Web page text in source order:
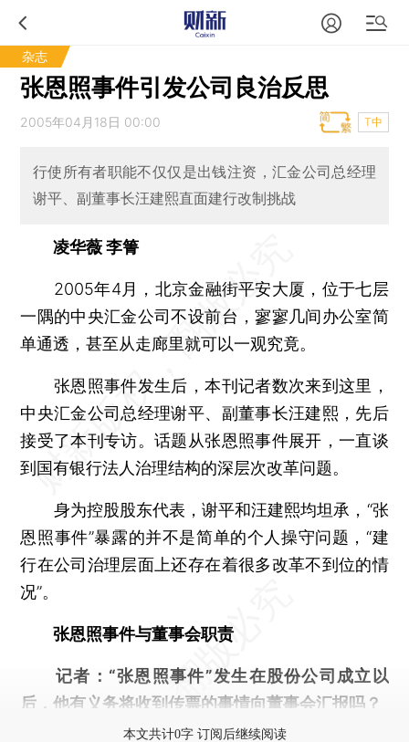
杂志
张恩照事件引发公司良治反思
2005年04月18日 00:00 T中
行使所有者职能不仅仅是出钱注资，汇金公司总经理
谢平、副董事长汪建熙直面建行改制挑战
凌华薇 李箐
2005年4月，北京金融街平安大厦，位于七层
一隅的中央汇金公司不设前台，寥寥几间办公室简
单通透，甚至从走廊里就可以一观究竟。
张恩照事件发生后，本刊记者数次来到这里，
中央汇金公司总经理谢平、副董事长汪建熙，先后
接受了本刊专访。话题从张恩照事件展开，一直谈
到国有银行法人治理结构的深层次改革问题。
身为控股股东代表，谢平和汪建熙均坦承，“张
恩照事件”暴露的并不是简单的个人操守问题，“建
行在公司治理层面上还存在着很多改革不到位的情
况”。
张恩照事件与董事会职责
记者：“张恩照事件”发生在股份公司成立以
后，他有义务将收到传票的事情向董事会汇报吗？
本文共计0字 订阅后继续阅读